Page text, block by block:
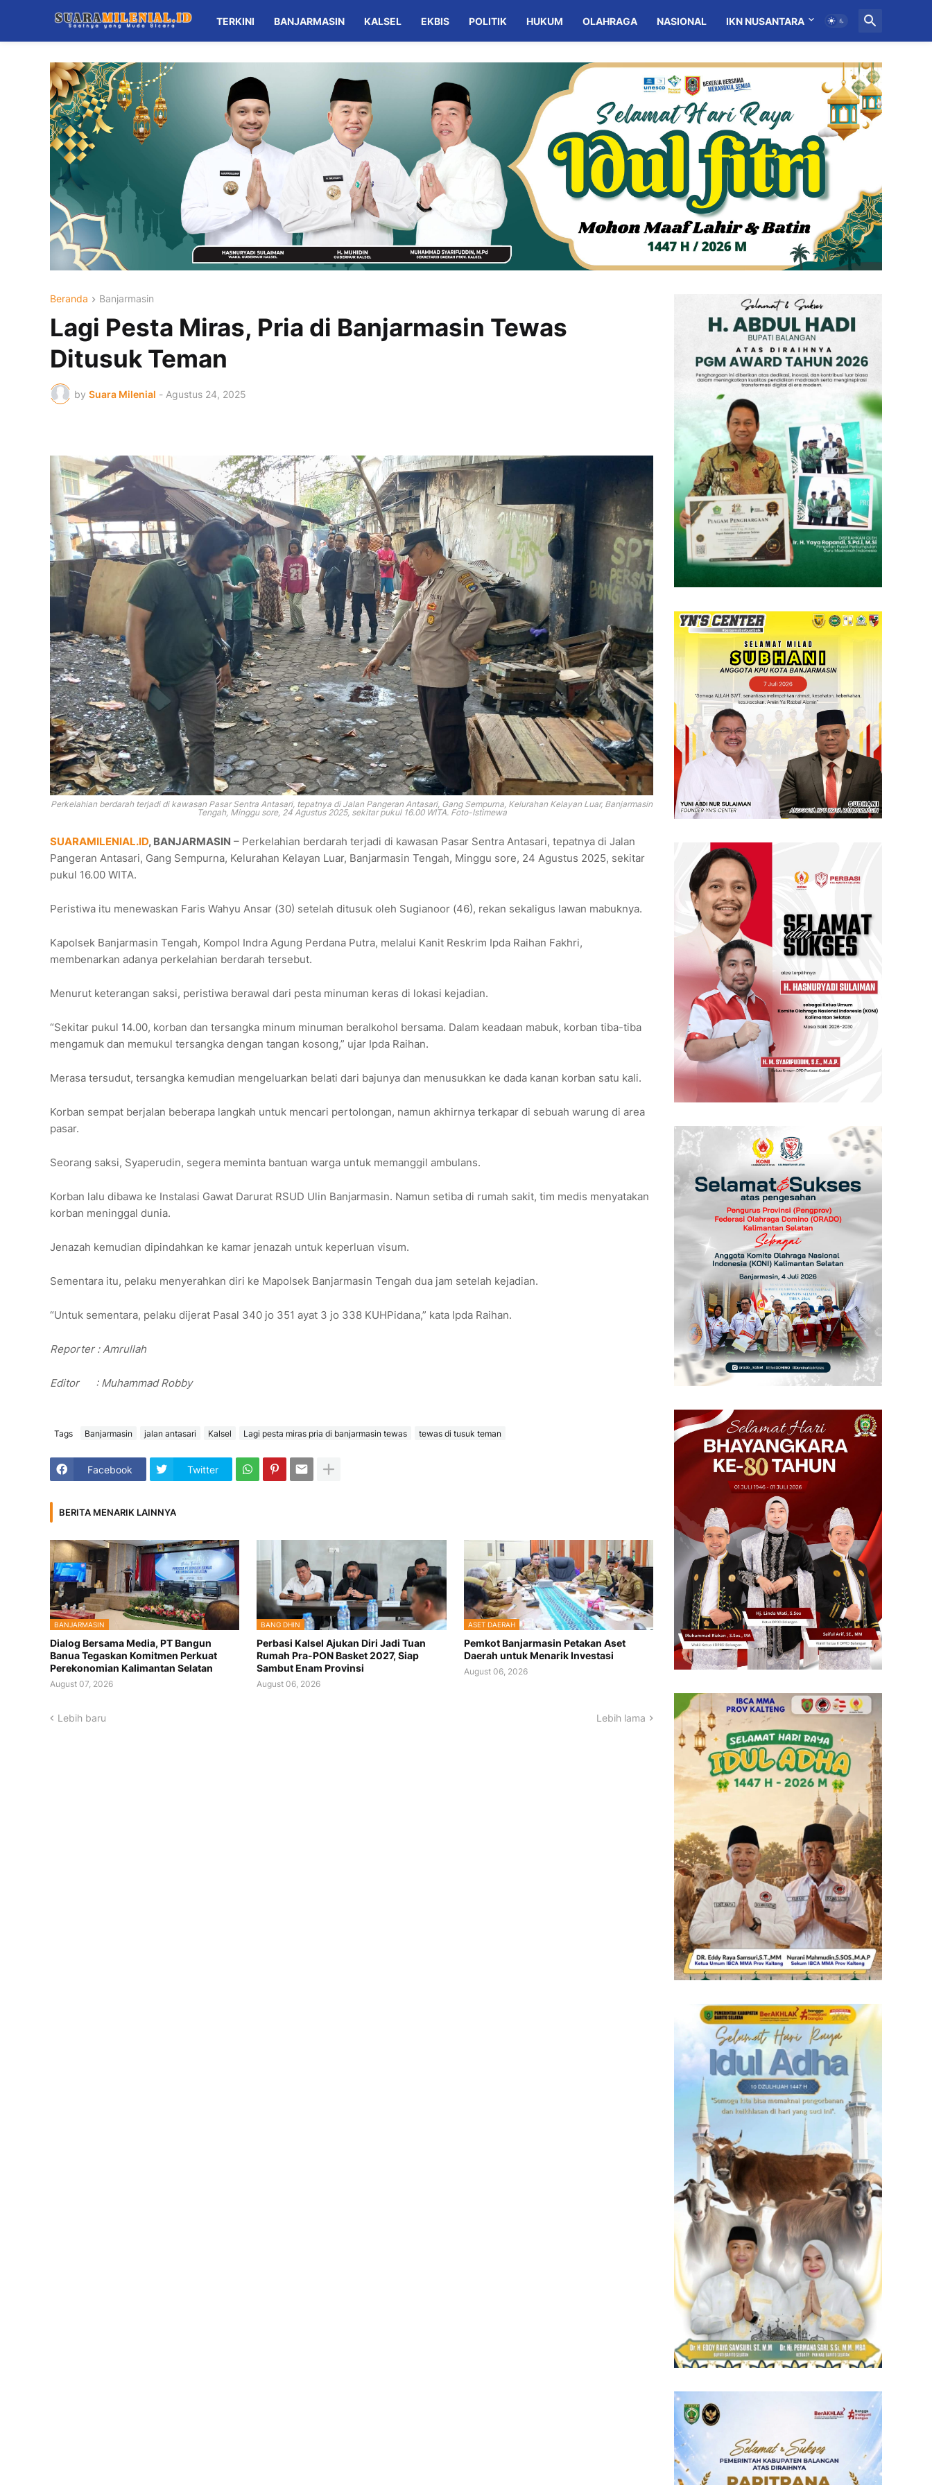
TERKINI BANJARMASIN KALSEL EKBIS POLITIK HUKUM OLAHRAGA NASIONAL IKN NUSANTARA MITRA
Beranda Banjarmasin
Lagi Pesta Miras, Pria di Banjarmasin Tewas
Ditusuk Teman
by Suara Milenial - Agustus 24, 2025
Perkelahian berdarah terjadi di kawasan Pasar Sentra Antasari, tepatnya di Jalan Pangeran Antasari, Gang Sempurna, Kelurahan Kelayan Luar, Banjarmasin
Tengah, Minggu sore, 24 Agustus 2025, sekitar pukul 16.00 WITA. Foto-Istimewa
SUARAMILENIAL.ID, BANJARMASIN – Perkelahian berdarah terjadi di kawasan Pasar Sentra Antasari, tepatnya di Jalan
Pangeran Antasari, Gang Sempurna, Kelurahan Kelayan Luar, Banjarmasin Tengah, Minggu sore, 24 Agustus 2025, sekitar
pukul 16.00 WITA.
Peristiwa itu menewaskan Faris Wahyu Ansar (30) setelah ditusuk oleh Sugianoor (46), rekan sekaligus lawan mabuknya.
Kapolsek Banjarmasin Tengah, Kompol Indra Agung Perdana Putra, melalui Kanit Reskrim Ipda Raihan Fakhri,
membenarkan adanya perkelahian berdarah tersebut.
Menurut keterangan saksi, peristiwa berawal dari pesta minuman keras di lokasi kejadian.
“Sekitar pukul 14.00, korban dan tersangka minum minuman beralkohol bersama. Dalam keadaan mabuk, korban tiba-tiba
mengamuk dan memukul tersangka dengan tangan kosong,” ujar Ipda Raihan.
Merasa tersudut, tersangka kemudian mengeluarkan belati dari bajunya dan menusukkan ke dada kanan korban satu kali.
Korban sempat berjalan beberapa langkah untuk mencari pertolongan, namun akhirnya terkapar di sebuah warung di area
pasar.
Seorang saksi, Syaperudin, segera meminta bantuan warga untuk memanggil ambulans.
Korban lalu dibawa ke Instalasi Gawat Darurat RSUD Ulin Banjarmasin. Namun setiba di rumah sakit, tim medis menyatakan
korban meninggal dunia.
Jenazah kemudian dipindahkan ke kamar jenazah untuk keperluan visum.
Sementara itu, pelaku menyerahkan diri ke Mapolsek Banjarmasin Tengah dua jam setelah kejadian.
“Untuk sementara, pelaku dijerat Pasal 340 jo 351 ayat 3 jo 338 KUHPidana,” kata Ipda Raihan.
Reporter : Amrullah
Editor : Muhammad Robby
Tags Banjarmasin jalan antasari Kalsel Lagi pesta miras pria di banjarmasin tewas tewas di tusuk teman
Facebook Twitter
BERITA MENARIK LAINNYA
BANJARMASIN
Dialog Bersama Media, PT Bangun
Banua Tegaskan Komitmen Perkuat
Perekonomian Kalimantan Selatan
August 07, 2026
BANG DHIN
Perbasi Kalsel Ajukan Diri Jadi Tuan
Rumah Pra-PON Basket 2027, Siap
Sambut Enam Provinsi
August 06, 2026
ASET DAERAH
Pemkot Banjarmasin Petakan Aset
Daerah untuk Menarik Investasi
August 06, 2026
Lebih baru Lebih lama